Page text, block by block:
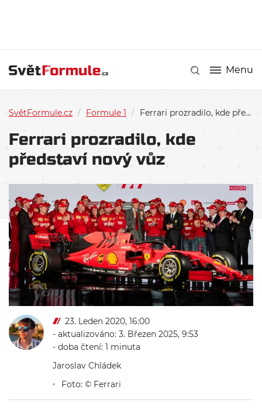
Menu
SvětFormule.cz / Formule 1 / Ferrari prozradilo, kde představí nový vůz
Ferrari prozradilo, kde
představí nový vůz
23. Leden 2020, 16:00
- aktualizováno: 3. Březen 2025, 9:53
- doba čtení: 1 minuta
Jaroslav Chládek
Foto: © Ferrari